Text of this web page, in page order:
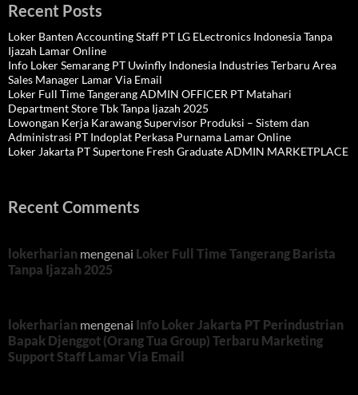
Recent Posts
Loker Banten Accounting Staff PT LG ELectronics Indonesia Tanpa
Ijazah Lamar Online
Info Loker Semarang PT Uwinfly Indonesia Industries Terbaru Area
Sales Manager Lamar Via Email
Loker Full Time Tangerang ADMIN OFFICER PT Matahari
Department Store Tbk Tanpa Ijazah 2025
Lowongan Kerja Karawang Supervisor Produksi – Sistem dan
Administrasi PT Indoplat Perkasa Purnama Lamar Online
Loker Jakarta PT Supertone Fresh Graduate ADMIN MARKETPLACE
Recent Comments
lokerharian mengenai Loker Full Time Tangerang Barista
Tanpa Ijazah 2025
lokerharian mengenai Info Loker Jakarta PT Perindustrian
Bapak Djenggot (Orang Tua Group) Terbaru Marketing
Support Staff Lamar Via Email